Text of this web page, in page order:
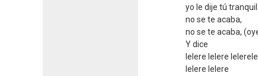
yo le dije tú
no se te acaba,
no se te acaba,
Y dice
lelere lelere
lelere lelere